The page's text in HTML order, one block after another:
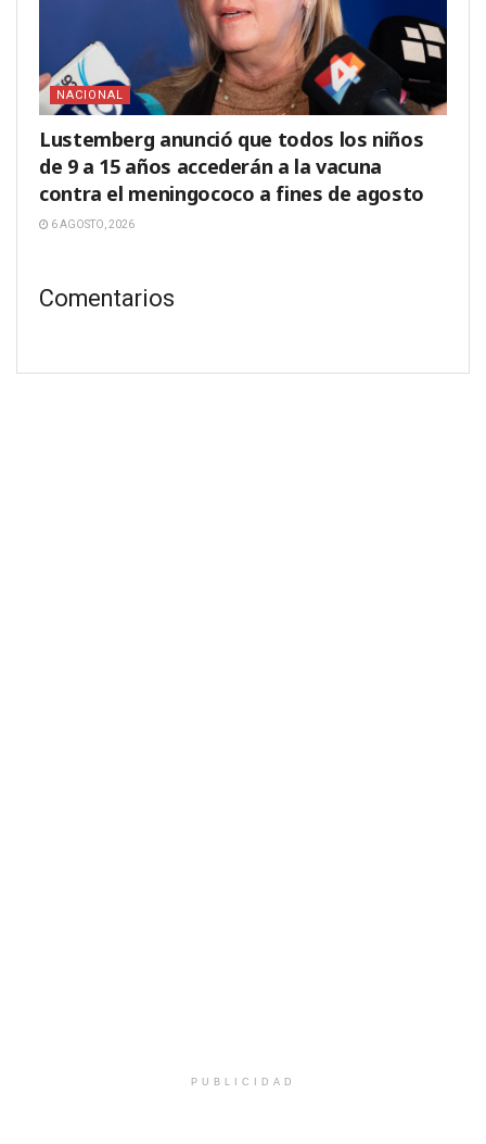
NACIONAL
Lustemberg anunció que todos los niños
de 9 a 15 años accederán a la vacuna
contra el meningococo a fines de agosto
6 AGOSTO, 2026
Comentarios
PUBLICIDAD